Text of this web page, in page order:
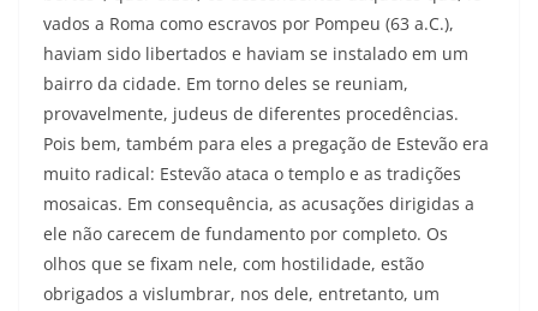
vados a Roma como escravos por Pompeu (63 a.C.),
haviam sido libertados e haviam se instalado em um
bairro da cidade. Em torno deles se reuniam,
provavelmente, judeus de diferentes procedências.
Pois bem, também para eles a pregação de Estevão era
muito radical: Estevão ataca o templo e as tradições
mo­saicas. Em consequência, as acusações dirigidas a
ele não carecem de fundamento por completo. Os
olhos que se fixam nele, com hostilidade, estão
obrigados a vislumbrar, nos dele, entretanto, um